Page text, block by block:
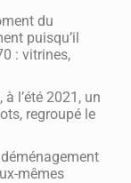
du
puisqu’il
: vitrines,
l’été 2021, un
regroupé le
mêmes